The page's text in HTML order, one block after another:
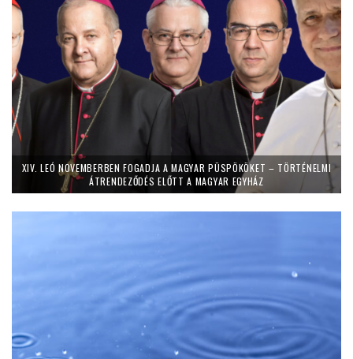
XIV. LEÓ NOVEMBERBEN FOGADJA A MAGYAR PÜSPÖKÖKET – TÖRTÉNELMI
ÁTRENDEZŐDÉS ELŐTT A MAGYAR EGYHÁZ